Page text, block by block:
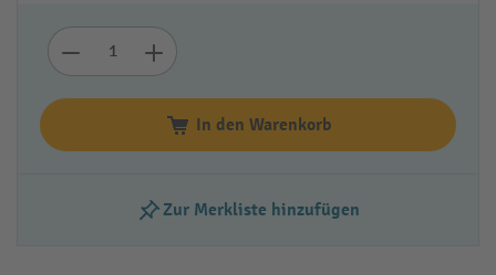
In den Warenkorb
Zur Merkliste hinzufügen